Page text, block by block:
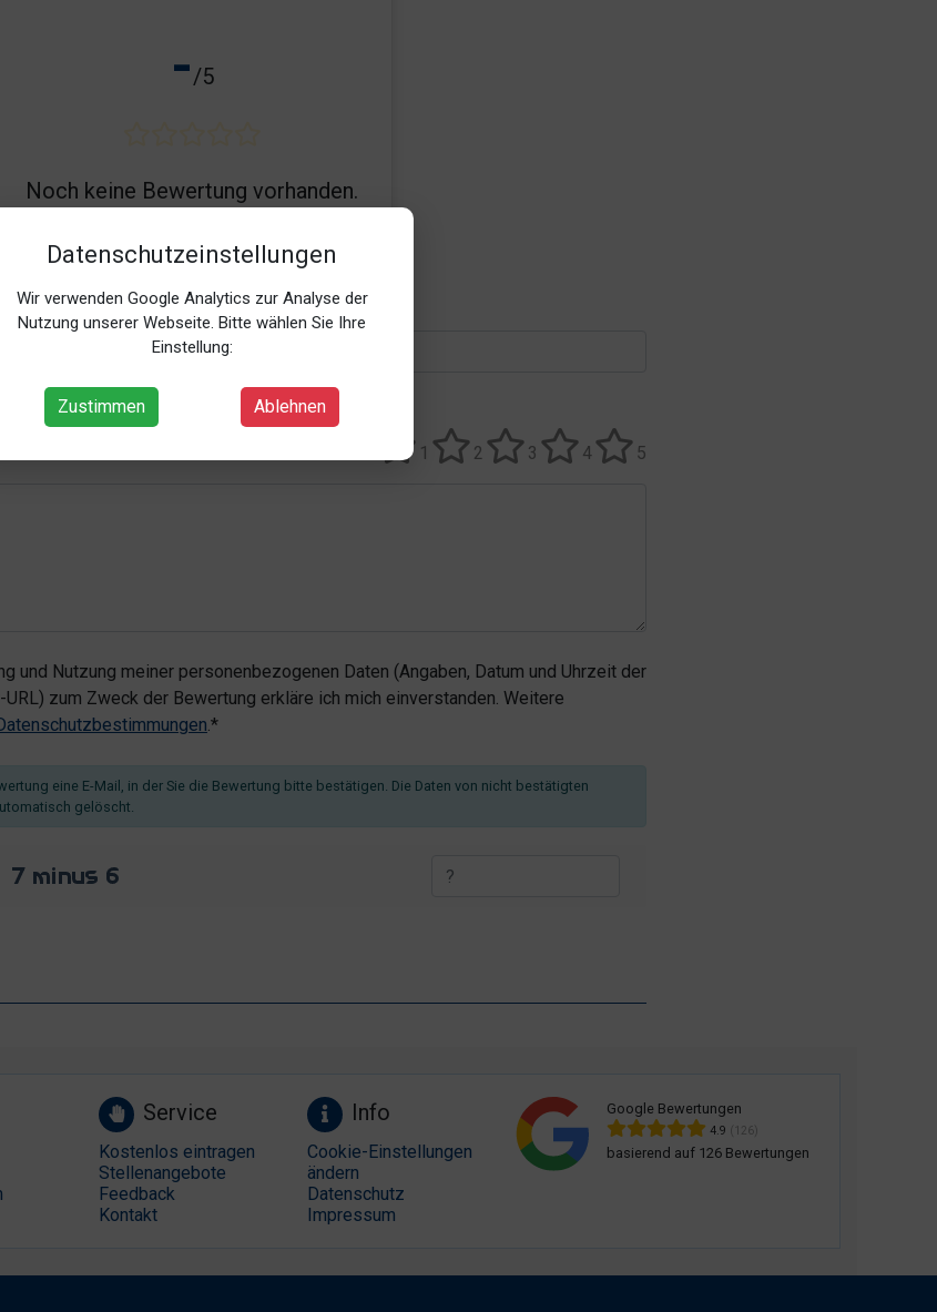
Datenschutzeinstellungen
Wir verwenden Google Analytics zur Analyse der
Nutzung unserer Webseite. Bitte wählen Sie Ihre
Einstellung:
Zustimmen Ablehnen
-/5
Noch keine Bewertung vorhanden.
E-Mail*
5
4
3
2
1
und Nutzung meiner personenbezogenen Daten (Angaben, Datum und Uhrzeit der
zum Zweck der Bewertung erkläre ich mich einverstanden. Weitere
.*
eine E-Mail, in der Sie die Bewertung bitte bestätigen. Die Daten von nicht bestätigten
gelöscht.
Service
Kostenlos eintragen
Stellenangebote
Feedback
Kontakt
Info
Cookie-Einstellungen
ändern
Datenschutz
Impressum
Google Bewertungen
4.9 (126)
basierend auf 126 Bewertungen